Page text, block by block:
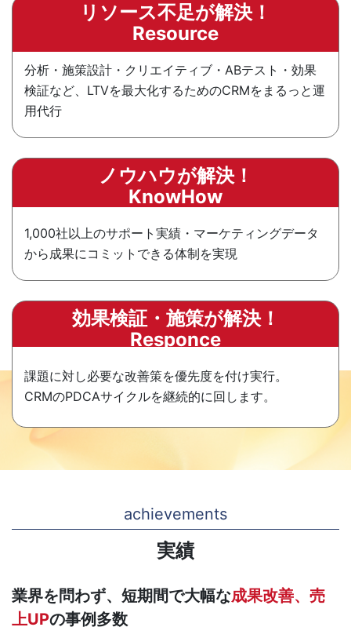
リソース不足が解決！
Resource
分析・施策設計・クリエイティブ・ABテスト・効果
検証など、LTVを最大化するためのCRMをまるっと運
用代行
ノウハウが解決！
KnowHow
1,000社以上のサポート実績・マーケティングデータ
から成果にコミットできる体制を実現
効果検証・施策が解決！
Responce
課題に対し必要な改善策を優先度を付け実行。
CRMのPDCAサイクルを継続的に回します。
achievements
実績
業界を問わず、短期間で大幅な成果改善、売
上UPの事例多数